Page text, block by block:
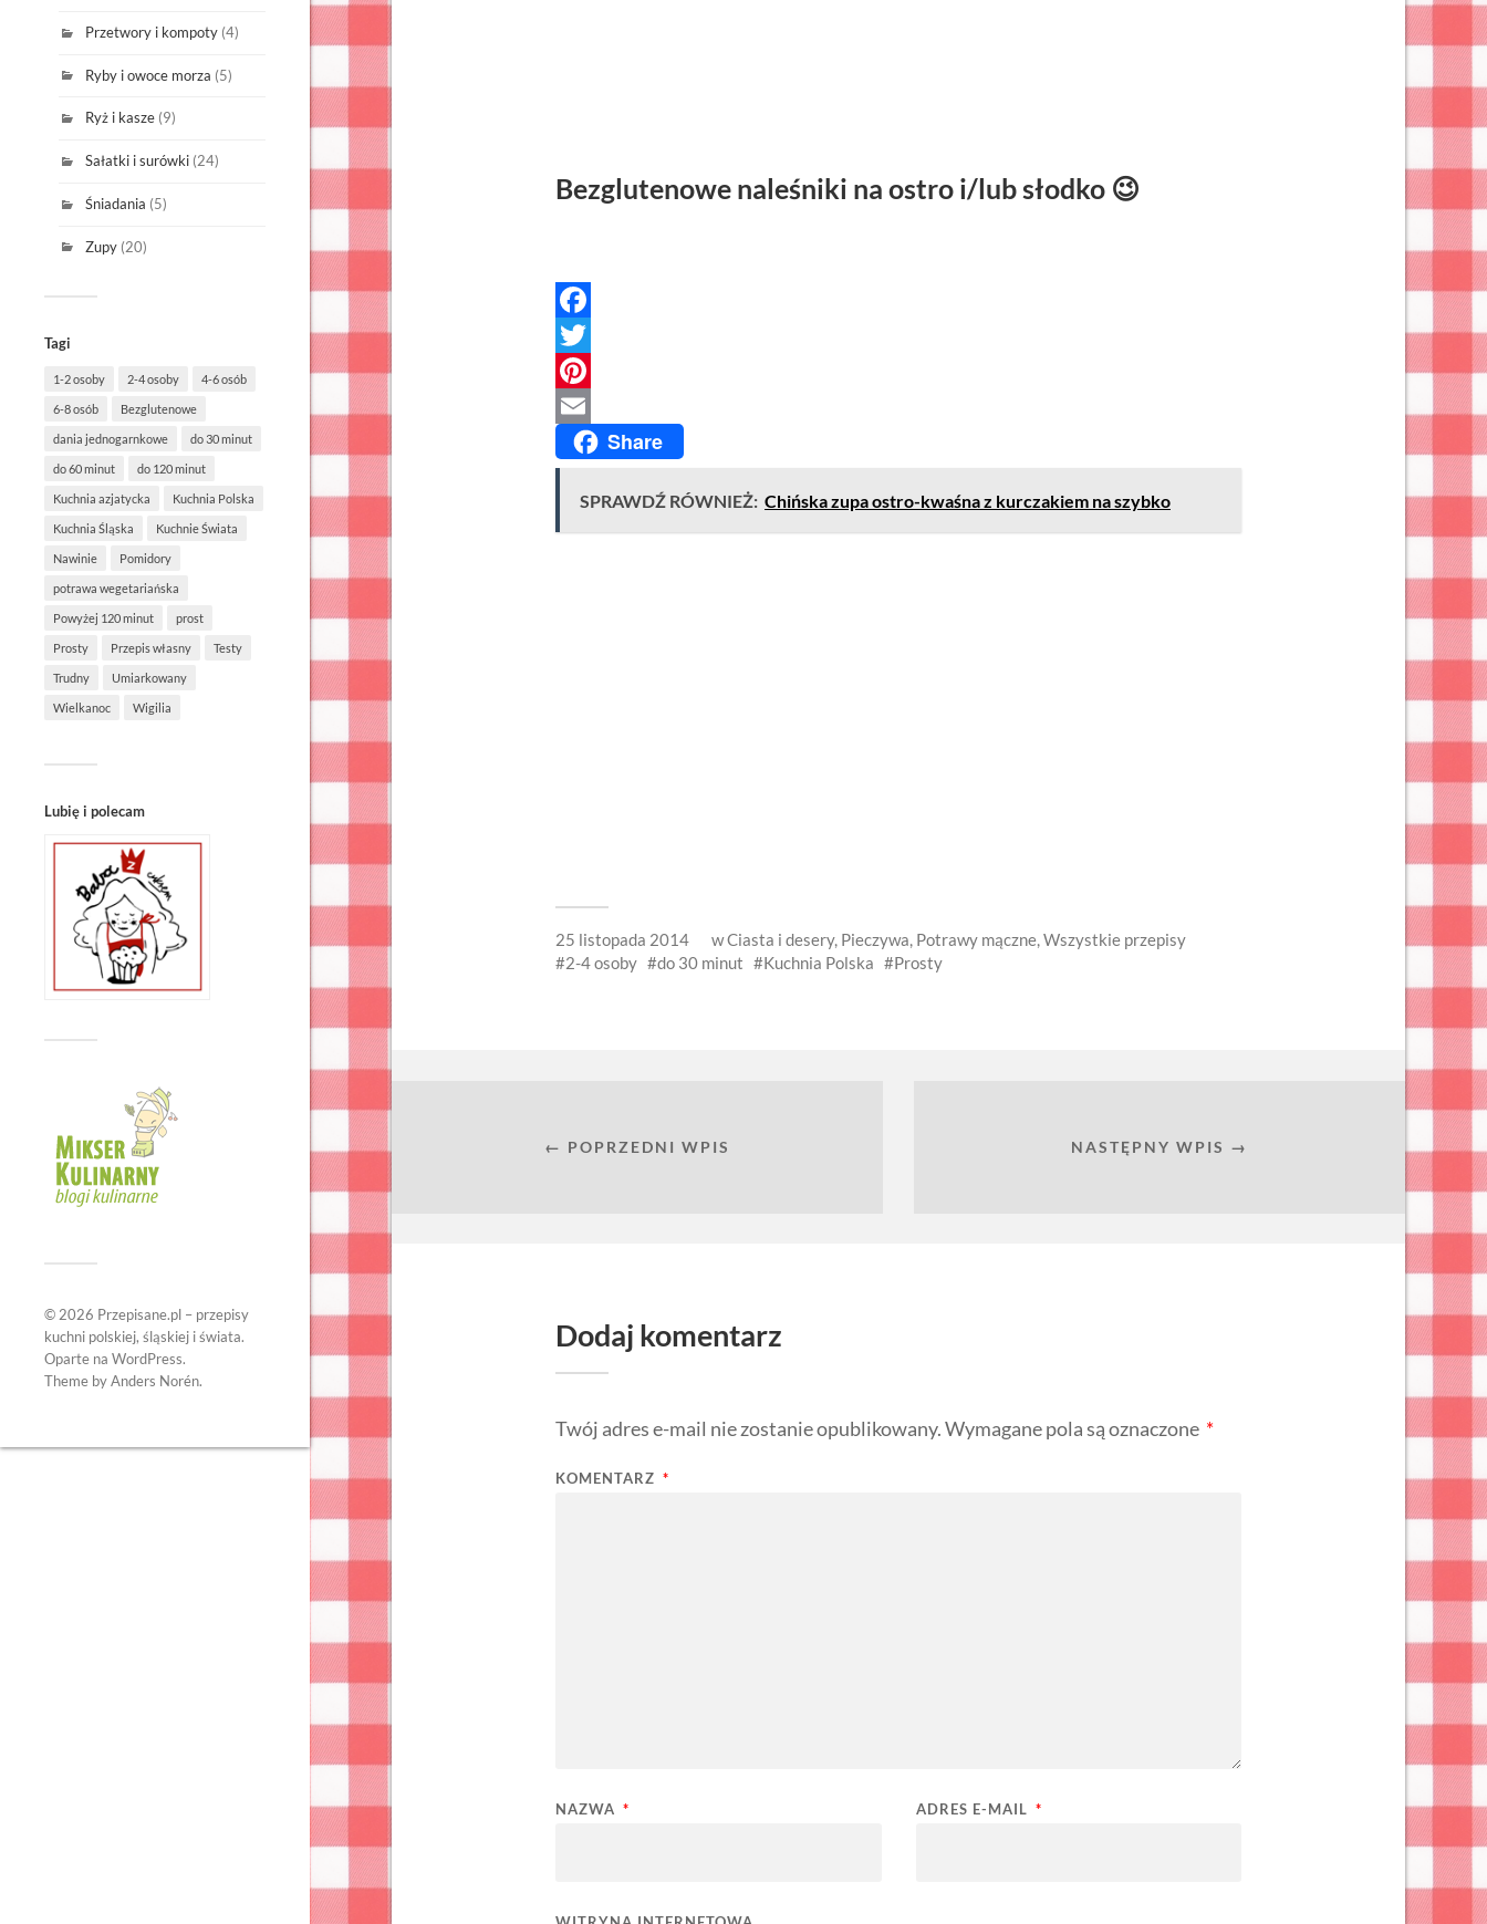
Przetwory i kompoty(4)
Ryby i owoce morza (5)
Ryż i kasze(9)
Sałatki i surówki(24)
Śniadania (5)
Zupy(20)
Tagi
1-2 osoby 2-4 osoby 4-6 osób
6-8 osób Bezglutenowe
dania jednogarnkowe do 30 minut
do 60 minut do 120 minut
Kuchnia azjatycka Kuchnia Polska
Kuchnia Śląska Kuchnie Świata
Nawinie Pomidory
potrawa wegetariańska
Powyżej 120 minut prost
Prosty Przepis własny Testy
Trudny Umiarkowany
Wielkanoc Wigilia
Lubię i polecam
© 2026 Przepisane.pl – przepisy
kuchni polskiej, śląskiej i świata.
Oparte na WordPress.
Theme byAnders Norén.
Bezglutenowe naleśniki na ostro i/lub słodko 😉
Facebook
Twitter
Pinterest
Email Share
SPRAWDŹ RÓWNIEŻ: Chińska zupa ostro-kwaśna z kurczakiem na szybko
25 listopada 2014 wCiasta i desery, Pieczywa, Potrawy mączne,Wszystkie przepisy
2-4 osoby
do 30 minut Kuchnia Polska Prosty
← POPRZEDNI WPIS NASTĘPNY WPIS →
Dodaj komentarz
Twój adres e-mail nie zostanie opublikowany.Wymagane pola są oznaczone *
KOMENTARZ *
NAZWA * ADRES E-MAIL *